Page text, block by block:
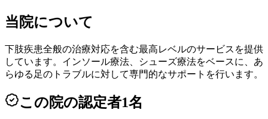
当院について
下肢疾患全般の治療対応を含む最高レベルのサービスを提供
しています。インソール療法、シューズ療法をベースに、あ
らゆる足のトラブルに対して専門的なサポートを行います。
この院の認定者1名